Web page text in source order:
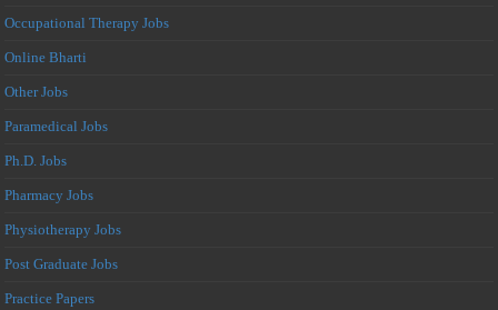
Occupational Therapy Jobs
Online Bharti
Other Jobs
Paramedical Jobs
Ph.D. Jobs
Pharmacy Jobs
Physiotherapy Jobs
Post Graduate Jobs
Practice Papers